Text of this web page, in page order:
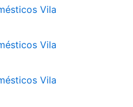
Vila
Vila
Vila